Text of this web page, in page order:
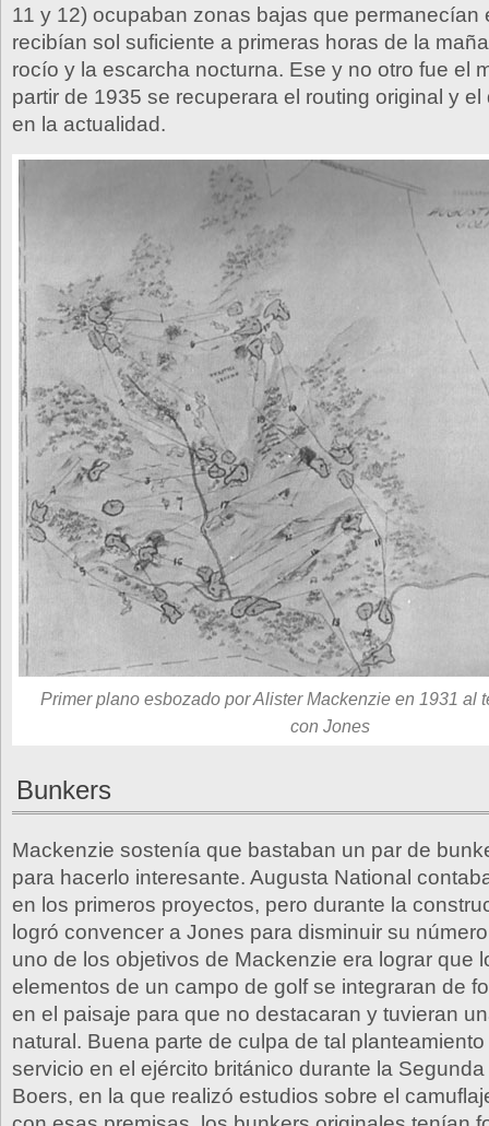
11 y 12) ocupaban zonas bajas que permanecían
recibían sol suficiente a primeras horas de la
rocío y la escarcha nocturna. Ese y no otro fue el
partir de 1935 se recuperara el routing original y
en la actualidad.
Primer plano esbozado por Alister Mackenzie en 1931 al
con Jones
Bunkers
Mackenzie sostenía que bastaban un par de
para hacerlo interesante. Augusta National
en los primeros proyectos, pero durante la
logró convencer a Jones para disminuir su
uno de los objetivos de Mackenzie era lograr que
elementos de un campo de golf se integraran de
en el paisaje para que no destacaran y tuvieran
natural. Buena parte de culpa de tal
servicio en el ejército británico durante la
Boers, en la que realizó estudios sobre el